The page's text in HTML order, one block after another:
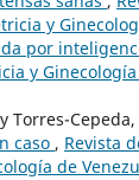
y
por
y
Torres-Cepeda,
caso , Revista
de